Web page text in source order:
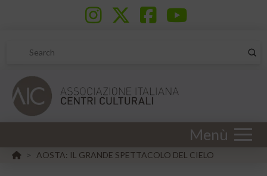
Search
Menù
HOME
> AOSTA: IL GRANDE SPETTACOLO DEL CIELO